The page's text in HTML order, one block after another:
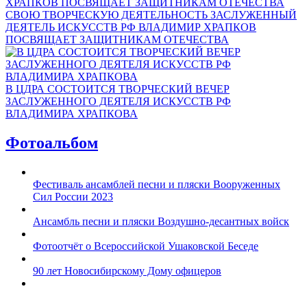
СВОЮ ТВОРЧЕСКУЮ ДЕЯТЕЛЬНОСТЬ ЗАСЛУЖЕННЫЙ
ДЕЯТЕЛЬ ИСКУССТВ РФ ВЛАДИМИР ХРАПКОВ
ПОСВЯЩАЕТ ЗАЩИТНИКАМ ОТЕЧЕСТВА
В ЦДРА СОСТОИТСЯ ТВОРЧЕСКИЙ ВЕЧЕР
ЗАСЛУЖЕННОГО ДЕЯТЕЛЯ ИСКУССТВ РФ
ВЛАДИМИРА ХРАПКОВА
Фотоальбом
Фестиваль ансамблей песни и пляски Вооруженных
Сил России 2023
Ансамбль песни и пляски Воздушно-десантных войск
Фотоотчёт о Всероссийской Ушаковской Беседе
90 лет Новосибирскому Дому офицеров